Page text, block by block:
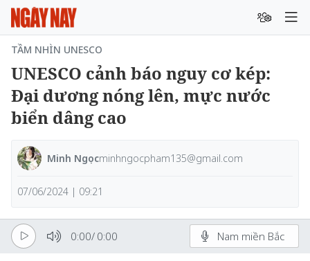
TẦM NHÌN UNESCO
UNESCO cảnh báo nguy cơ kép:
Đại dương nóng lên, mực nước
biển dâng cao
Minh Ngọcminhngocpham135@gmail.com
07/06/2024 | 09:21
0:00/ 0:00 Nam miền Bắc